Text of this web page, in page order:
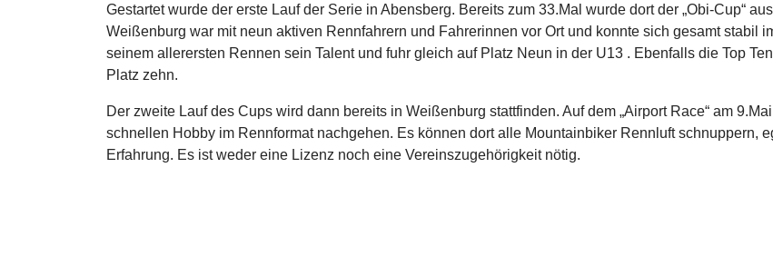
Gestartet wurde der erste Lauf der Serie in Abensberg. Bereits zum 33.Mal wurde dort der „Obi-Cup“
Weißenburg war mit neun aktiven Rennfahrern und Fahrerinnen vor Ort und konnte sich gesamt stabil
seinem allerersten Rennen sein Talent und fuhr gleich auf Platz Neun in der U13 . Ebenfalls die Top
Platz zehn.
Der zweite Lauf des Cups wird dann bereits in Weißenburg stattfinden. Auf dem „Airport Race“ am
schnellen Hobby im Rennformat nachgehen. Es können dort alle Mountainbiker Rennluft schnuppern,
Erfahrung. Es ist weder eine Lizenz noch eine Vereinszugehörigkeit nötig.